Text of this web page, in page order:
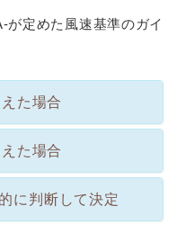
が定めた風速基準のガイ
た場合
た場合
に判断して決定